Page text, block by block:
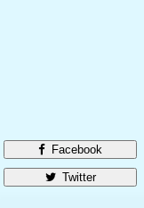
Facebook
Twitter